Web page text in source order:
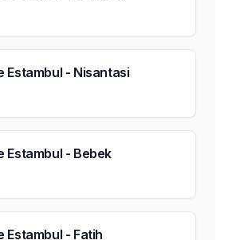
Estambul - Nisantasi
Estambul - Bebek
Estambul - Fatih